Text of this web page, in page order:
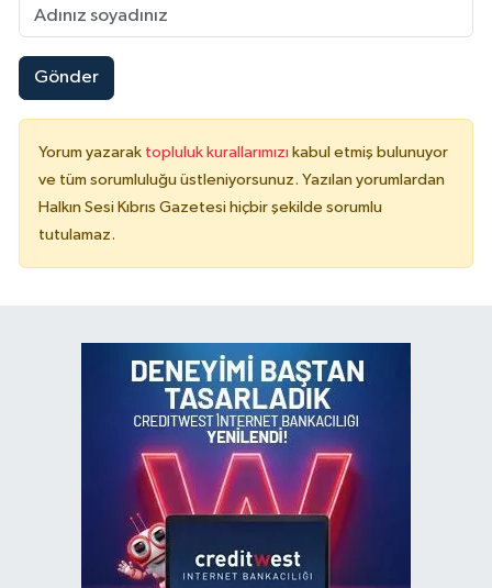
Gönder
Yorum yazarak topluluk kurallarımızı kabul etmiş bulunuyor
ve tüm sorumluluğu üstleniyorsunuz. Yazılan yorumlardan
Halkın Sesi Kıbrıs Gazetesi hiçbir şekilde sorumlu
tutulamaz.